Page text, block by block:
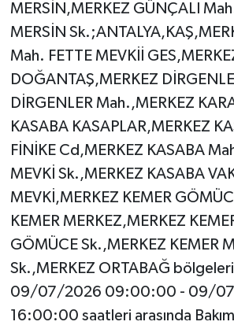
MERSİN,MERKEZ GÜNÇALI
MERSİN
Mah. FETTE MEVKİİ
DOĞANTAŞ,MERKEZ
DİRGENLER Mah.,MERKEZ
KASABA KASAPLAR,MERKEZ
FİNİKE Cd,MERKEZ KASABA
MEVKİ Sk.,MERKEZ KASABA
MEVKİ,MERKEZ KEMER
KEMER MERKEZ,MERKEZ
GÖMÜCE Sk.,MERKEZ KEMER
Sk.,MERKEZ ORTABAĞ
09/07/2026 09:00:00 - 09/
16:00:00 saatleri arasında Bakım